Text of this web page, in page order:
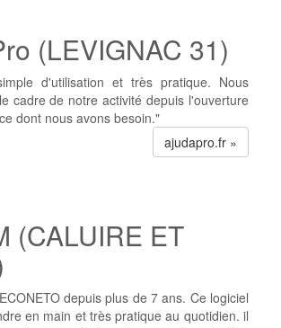
(LEVIGNAC 31)
d'utilisation et très pratique. Nous
cadre de notre activité depuis l'ouverture
dont nous avons besoin."
ajudapro.fr »
(CALUIRE ET
depuis plus de 7 ans. Ce logiciel
en main et très pratique au quotidien. il